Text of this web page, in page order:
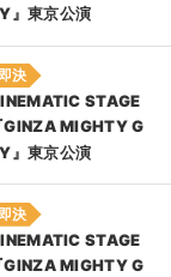
』東京公演
即決
STAGE
GINZA MIGHTY G
』東京公演
即決
STAGE
GINZA MIGHTY G